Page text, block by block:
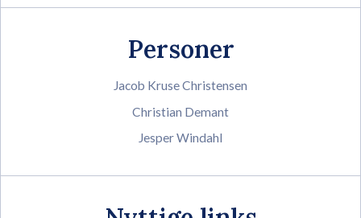
Personer
Jacob Kruse Christensen
Christian Demant
Jesper Windahl